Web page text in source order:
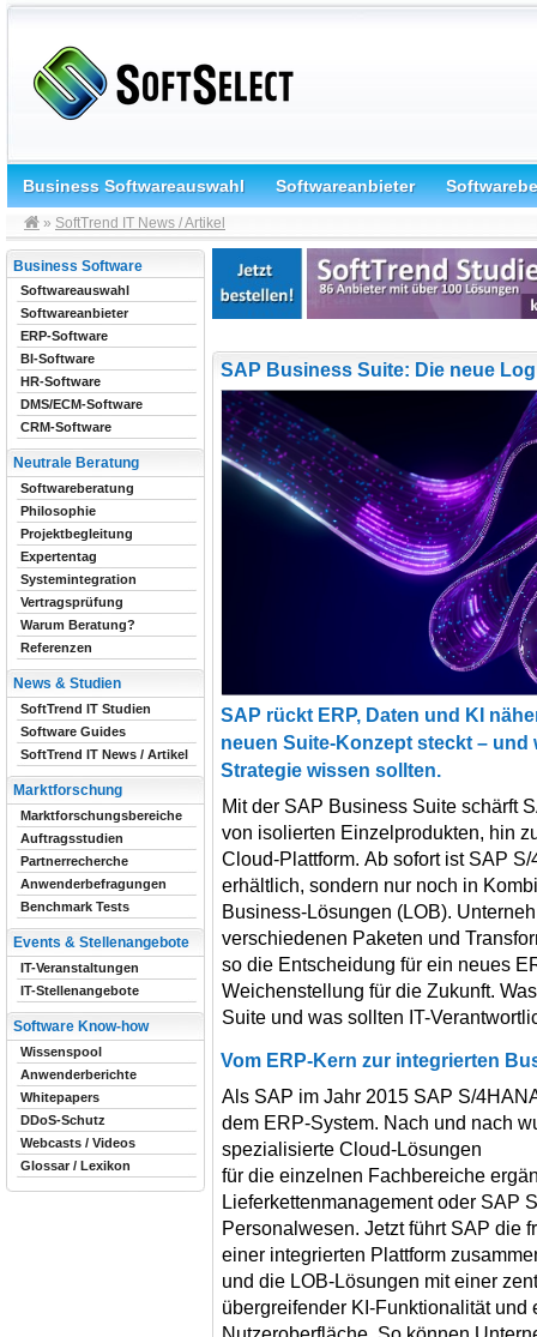
Business Softwareauswahl Softwareanbieter
» SoftTrend IT News / Artikel
SAP Business Suite: Die neue
SAP rückt ERP, Daten und KI
neuen Suite-Konzept steckt – und
Strategie wissen sollten.
Mit der SAP Business Suite schärft
von isolierten Einzelprodukten, hin
Cloud-Plattform. Ab sofort ist SAP
erhältlich, sondern nur noch in
Business-Lösungen (LOB).
verschiedenen Paketen und
so die Entscheidung für ein neues
Weichenstellung für die Zukunft.
Suite und was sollten IT-
Vom ERP-Kern zur integrierten
Als SAP im Jahr 2015 SAP S/
dem ERP-System. Nach und nach
spezialisierte Cloud-Lösungen
für die einzelnen Fachbereiche
Lieferkettenmanagement oder SAP
Personalwesen. Jetzt führt SAP die
einer integrierten Plattform
und die LOB-Lösungen mit einer
übergreifender KI-Funktionalität und
Business Software
Softwareauswahl
Softwareanbieter
ERP-Software
BI-Software
HR-Software
DMS/ECM-Software
CRM-Software
Neutrale Beratung
Softwareberatung
Philosophie
Projektbegleitung
Expertentag
Systemintegration
Vertragsprüfung
Warum Beratung?
Referenzen
News & Studien
SoftTrend IT Studien
Software Guides
SoftTrend IT News / Artikel
Marktforschung
Marktforschungsbereiche
Auftragsstudien
Partnerrecherche
Anwenderbefragungen
Benchmark Tests
Events & Stellenangebote
IT-Veranstaltungen
IT-Stellenangebote
Software Know-how
Wissenspool
Anwenderberichte
Whitepapers
DDoS-Schutz
Webcasts / Videos
Glossar / Lexikon